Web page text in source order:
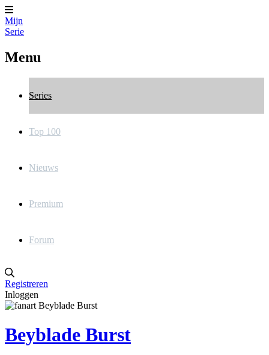
Mijn
Serie
Menu
Series
Top 100
Nieuws
Premium
Forum
Registreren
Inloggen
Beyblade Burst